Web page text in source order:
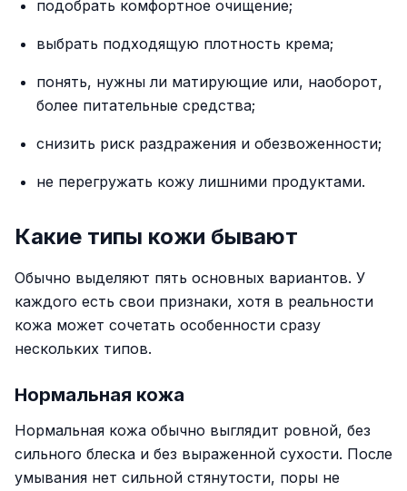
подобрать комфортное очищение;
выбрать подходящую плотность крема;
понять, нужны ли матирующие или, наоборот,
более питательные средства;
снизить риск раздражения и обезвоженности;
не перегружать кожу лишними продуктами.
Какие типы кожи бывают
Обычно выделяют пять основных вариантов. У
каждого есть свои признаки, хотя в реальности
кожа может сочетать особенности сразу
нескольких типов.
Нормальная кожа
Нормальная кожа обычно выглядит ровной, без
сильного блеска и без выраженной сухости. После
умывания нет сильной стянутости, поры не